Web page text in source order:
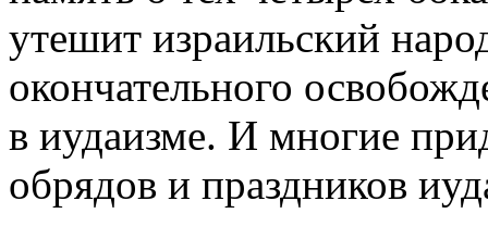
утешит израильский
окончательного
в иудаизме. И многие
обрядов и праздников